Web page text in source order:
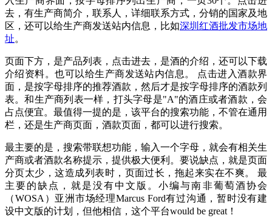
去，有生产商简介，联系人，详细联系方式，分销的国家及地
区，还可以给生产商发送站内信息，比如深圳红酒批发市场地
址。
页面下方，是产品列表，点击进去，是酒的介绍，还可以下载
介绍资料。也可以给生产商发送站内信息。 点击进入酒款界
面，是按字母排序的推荐酒款，然后才是按字母排序的酒款列
表。和生产商列表一样，打头字母是"A"的酒庄或者酒款，会
占点便宜。最值得一提的是，该平台的搜索功能，不管在通用
栏，还是生产商页面，酒款页面，都可以进行搜索。
最主要的是，搜索带联想功能，输入一个字母，就会有相关生
产商或者酒款名称提示，提供极大便利。要说缺点，就是页面
分页太少，这造成列表时，页面过长，拖起来实在不爽。 最
主要的缺点，就是没有中文版。小编与南非葡萄酒协会
（WOSA）亚洲市场经理Marcus Ford有过沟通，暂时没有建
设中文版的计划，但他相信，这个平台would be great！